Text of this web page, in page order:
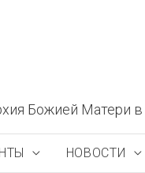
Божией Матери
НОВОСТИ